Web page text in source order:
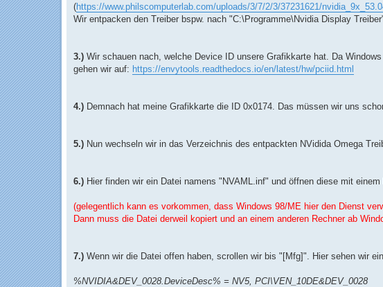
(https://www.philscomputerlab.com/uploads/3/7/2/3/37231621/
Wir entpacken den Treiber bspw. nach "C:\Programme\Nvidia Display
3.) Wir schauen nach, welche Device ID unsere Grafikkarte hat. Da
gehen wir auf: https://envytools.readthedocs.io/en/latest/hw/pciid.html
4.) Demnach hat meine Grafikkarte die ID 0x0174. Das müssen wir uns
5.) Nun wechseln wir in das Verzeichnis des entpackten NVidida Omega
6.) Hier finden wir ein Datei namens "NVAML.inf" und öffnen diese mit einem
(gelegentlich kann es vorkommen, dass Windows 98/ME hier den Dienst
Dann muss die Datei derweil kopiert und an einem anderen Rechner ab
7.) Wenn wir die Datei offen haben, scrollen wir bis "[Mfg]". Hier sehen wir
%NVIDIA&DEV_0028.DeviceDesc% = NV5, PCI\VEN_10DE&DEV_0028